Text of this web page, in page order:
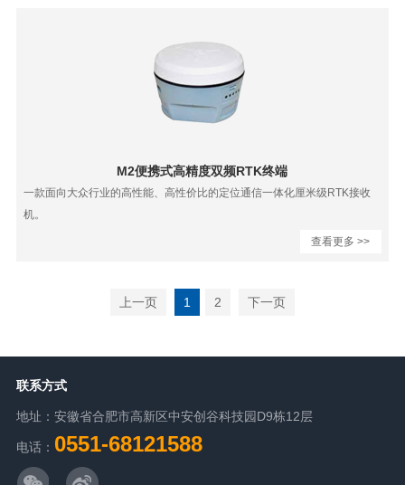
M2便携式高精度双频RTK终端
一款面向大众行业的高性能、高性价比的定位通信一体化厘米级RTK接收
机。
查看更多 >>
上一页 1 2 下一页
联系方式
地址：安徽省合肥市高新区中安创谷科技园D9栋12层
电话： 0551-68121588